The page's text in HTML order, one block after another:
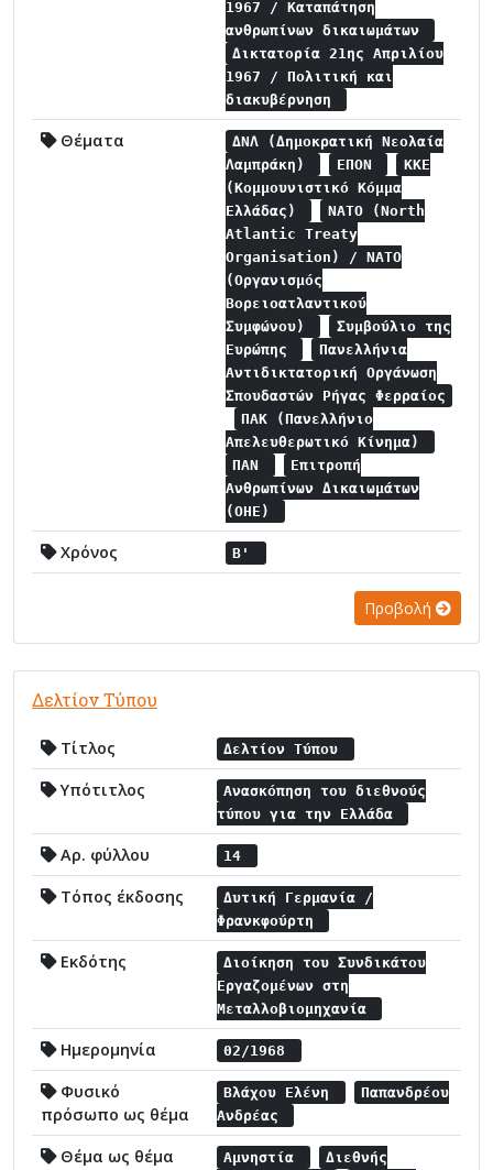
1967 / Καταπάτηση
ανθρωπίνων δικαιωμάτων
Δικτατορία 21ης Απριλίου
1967 / Πολιτική και
διακυβέρνηση
Θέματα
ΔΝΛ (Δημοκρατική Νεολαία
Λαμπράκη)
ΕΠΟΝ
ΚΚΕ
(Κομμουνιστικό Κόμμα
Ελλάδας)
NATO (North
Atlantic Treaty
Organisation) / NATO
(Οργανισμός
Βορειοατλαντικού
Συμφώνου)
Συμβούλιο της
Ευρώπης
Πανελλήνια
Αντιδικτατορική Οργάνωση
Σπουδαστών Ρήγας Φερραίος
ΠΑΚ (Πανελλήνιο
Απελευθερωτικό Κίνημα)
ΠΑΝ
Επιτροπή
Ανθρωπίνων Δικαιωμάτων
(ΟΗΕ)
Χρόνος Β'
Προβολή
Δελτίον Τύπου
Τίτλος Δελτίον Τύπου
Υπότιτλος
Ανασκόπηση του διεθνούς
τύπου για την Ελλάδα
Αρ. φύλλου 14
Τόπος έκδοσης
Δυτική Γερμανία /
Φρανκφούρτη
Εκδότης
Διοίκηση του Συνδικάτου
Εργαζομένων στη
Μεταλλοβιομηχανία
Ημερομηνία 02/1968
Φυσικό
πρόσωπο ως θέμα
Βλάχου Ελένη
Παπανδρέου
Ανδρέας
Θέμα ως θέμα Αμνηστία
Διεθνής